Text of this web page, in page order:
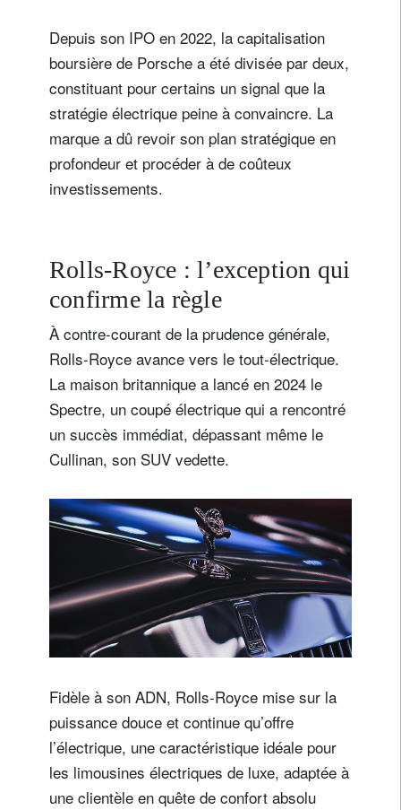
Depuis son IPO en 2022, la capitalisation
boursière de Porsche a été divisée par deux,
constituant pour certains un signal que la
stratégie électrique peine à convaincre. La
marque a dû revoir son plan stratégique en
profondeur et procéder à de coûteux
investissements.
Rolls-Royce : l’exception qui
confirme la règle
À contre-courant de la prudence générale,
Rolls-Royce avance vers le tout-électrique.
La maison britannique a lancé en 2024 le
Spectre, un coupé électrique qui a rencontré
un succès immédiat, dépassant même le
Cullinan, son SUV vedette.
Fidèle à son ADN, Rolls-Royce mise sur la
puissance douce et continue qu’offre
l’électrique, une caractéristique idéale pour
les limousines électriques de luxe, adaptée à
une clientèle en quête de confort absolu